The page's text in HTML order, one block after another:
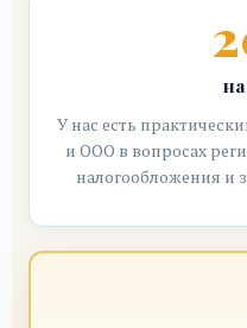
У нас есть
и ООО в вопросах
налогообложения и